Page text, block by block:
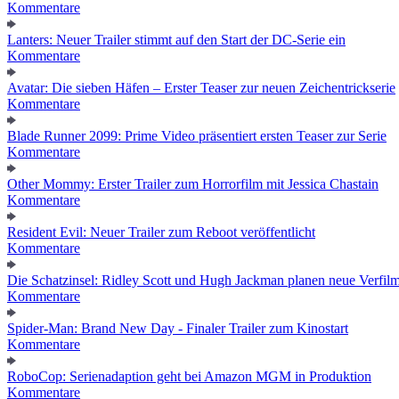
Kommentare
Lanters: Neuer Trailer stimmt auf den Start der DC-Serie ein
Kommentare
Avatar: Die sieben Häfen – Erster Teaser zur neuen Zeichentrickserie
Kommentare
Blade Runner 2099: Prime Video präsentiert ersten Teaser zur Serie
Kommentare
Other Mommy: Erster Trailer zum Horrorfilm mit Jessica Chastain
Kommentare
Resident Evil: Neuer Trailer zum Reboot veröffentlicht
Kommentare
Die Schatzinsel: Ridley Scott und Hugh Jackman planen neue
Kommentare
Spider-Man: Brand New Day - Finaler Trailer zum Kinostart
Kommentare
RoboCop: Serienadaption geht bei Amazon MGM in Produktion
Kommentare